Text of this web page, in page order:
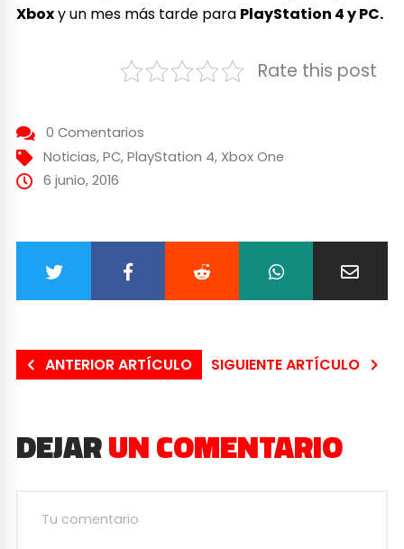
Xboxy un mes más tarde para PlayStation 4 y PC.
Rate this post
0 Comentarios
Noticias, PC, PlayStation 4, Xbox One
6 junio, 2016
ANTERIOR ARTÍCULO SIGUIENTE ARTÍCULO
DEJARUN COMENTARIO